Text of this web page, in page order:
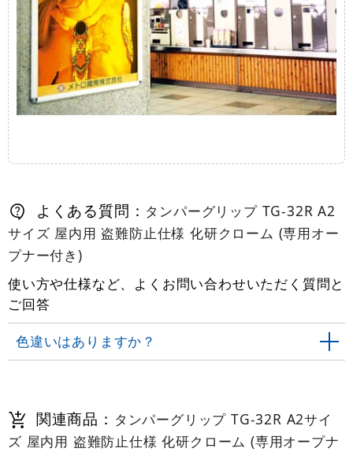
よくある質問： タンパーグリップ TG-32R A2
サイズ 屋内用 盗難防止仕様 化研クローム (専用オー
プナー付き)
使い方や仕様など、よくお問い合わせいただく質問と
ご回答
色違いはありますか？
関連商品： タンパーグリップ TG-32R A2サイ
ズ 屋内用 盗難防止仕様 化研クローム (専用オープナ